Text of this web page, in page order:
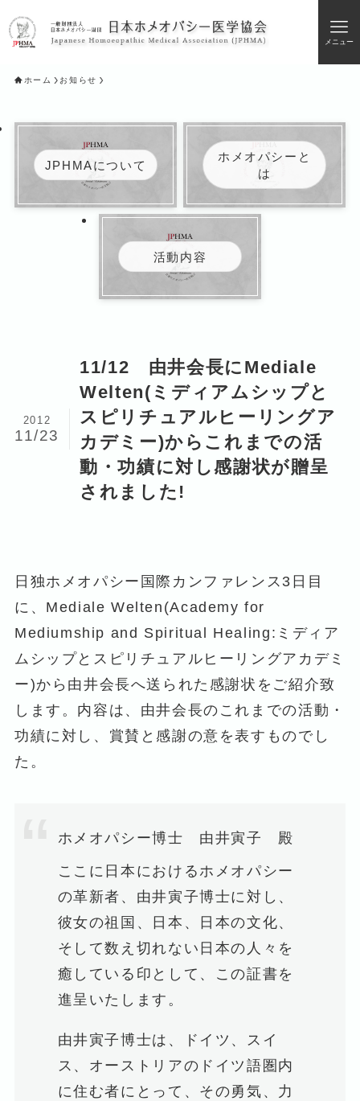
メニュー
ホーム お知らせ
JPHMAについて
ホメオパシーと
は
活動内容
11/12 由井会長にMediale
Welten(ミディアムシップと
スピリチュアルヒーリングア
カデミー)からこれまでの活
動・功績に対し感謝状が贈呈
されました!
2012
11/23
日独ホメオパシー国際カンファレンス3日目
に、Mediale Welten(Academy for
Mediumship and Spiritual Healing:ミディア
ムシップとスピリチュアルヒーリングアカデミ
ー)から由井会長へ送られた感謝状をご紹介致
します。内容は、由井会長のこれまでの活動・
功績に対し、賞賛と感謝の意を表すものでし
た。
ホメオパシー博士 由井寅子 殿
ここに日本におけるホメオパシー
の革新者、由井寅子博士に対し、
彼女の祖国、日本、日本の文化、
そして数え切れない日本の人々を
癒している印として、この証書を
進呈いたします。
由井寅子博士は、ドイツ、スイ
ス、オーストリアのドイツ語圏内
に住む者にとって、その勇気、力